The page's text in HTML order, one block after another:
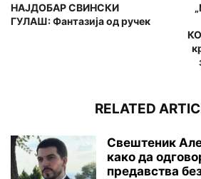
НАЈДОБАР СВИНСКИ
ГУЛАШ: Фантазија од ручек
RELATED
Свештеник
како да
предавства